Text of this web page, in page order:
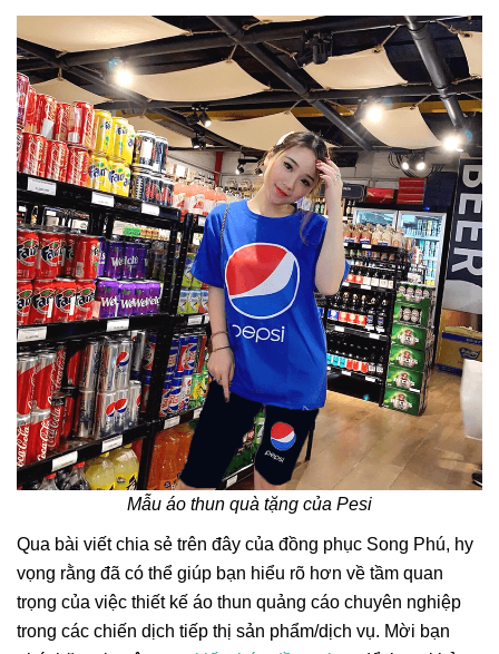
Mẫu áo thun quà tặng của Pesi
Qua bài viết chia sẻ trên đây của đồng phục Song Phú, hy
vọng rằng đã có thể giúp bạn hiểu rõ hơn về tầm quan
trọng của việc thiết kế áo thun quảng cáo chuyên nghiệp
trong các chiến dịch tiếp thị sản phẩm/dịch vụ. Mời bạn